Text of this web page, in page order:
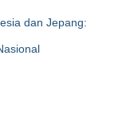
dan Jepang: